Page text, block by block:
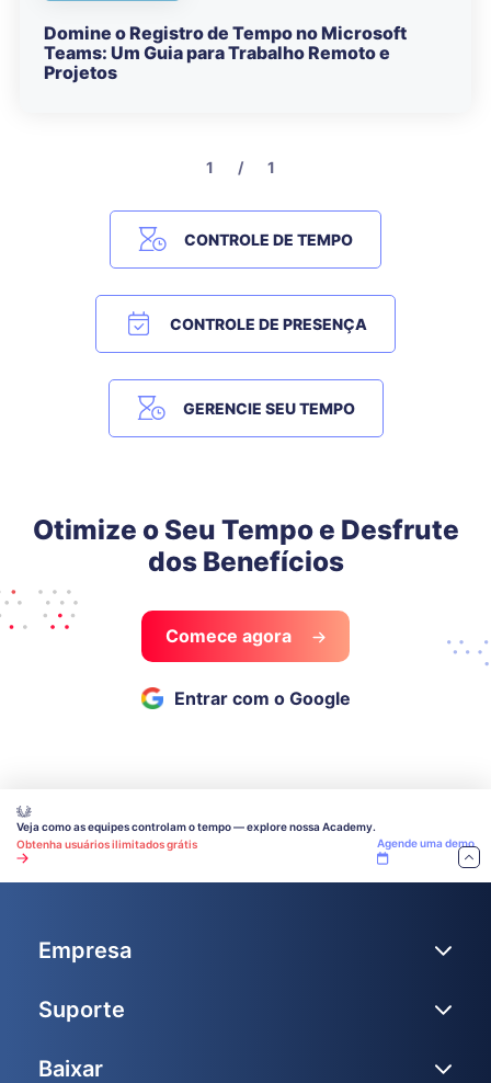
Domine o Registro de Tempo no Microsoft
Teams: Um Guia para Trabalho Remoto e
Projetos
1 / 1
CONTROLE DE TEMPO
CONTROLE DE PRESENÇA
GERENCIE SEU TEMPO
Otimize o Seu Tempo e Desfrute
dos Benefícios
Comece agora
Entrar com o Google
Veja como as equipes controlam o tempo — explore nossa Academy.
Obtenha usuários ilimitados grátis
Agende uma demo
Empresa
Suporte
Baixar